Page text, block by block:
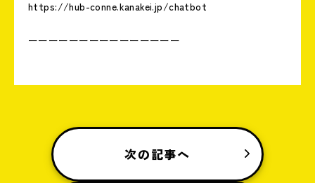
https://hub-conne.kanakei.jp/chatbot
ーーーーーーーーーーーーーーー
次の記事へ